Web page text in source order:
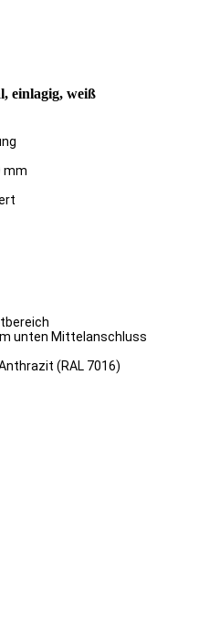
einlagig, weiß
mm
unten Mittelanschluss
(RAL 7016)